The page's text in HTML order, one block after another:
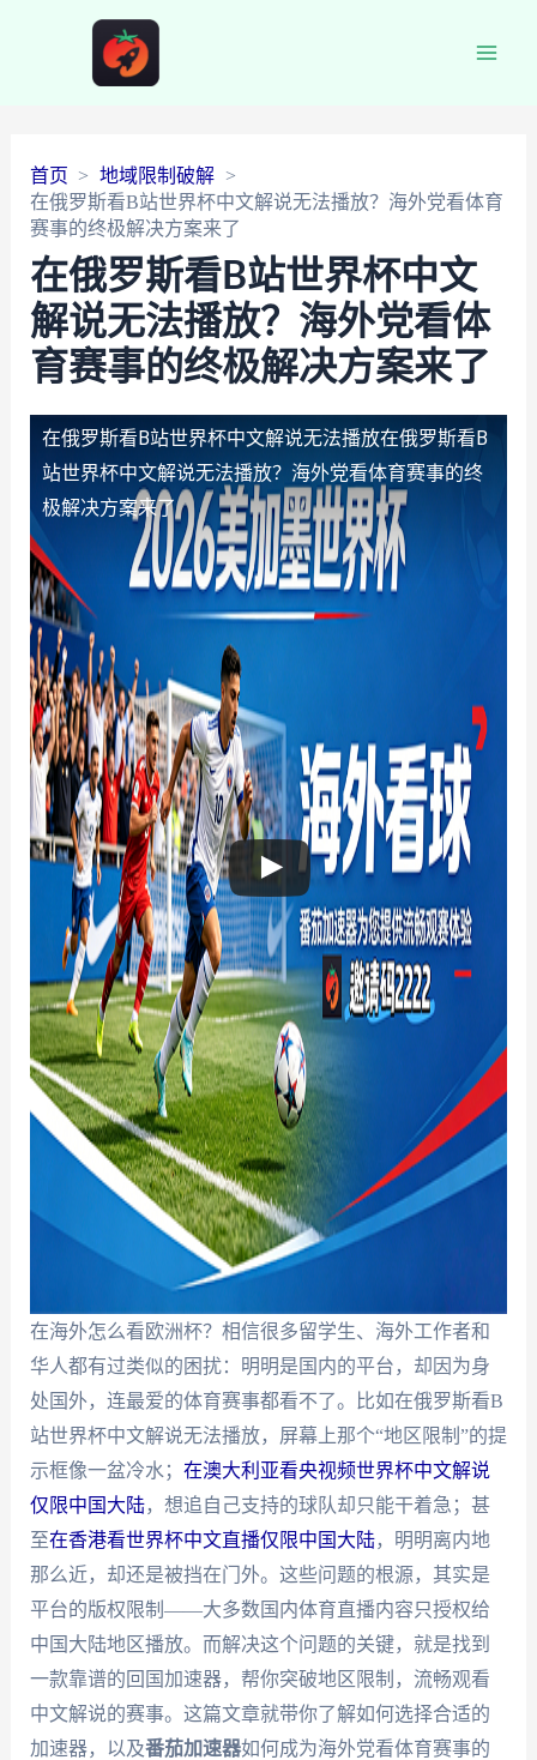
首页
地域限制破解
在俄罗斯看B站世界杯中文解说无法播放？海外党看体育
赛事的终极解决方案来了
在俄罗斯看B站世界杯中文
解说无法播放？海外党看体
育赛事的终极解决方案来了
在俄罗斯看B站世界杯中文解说无法播放在俄罗斯看B
站世界杯中文解说无法播放？海外党看体育赛事的终
极解决方案来了
在海外怎么看欧洲杯？相信很多留学生、海外工作者和
华人都有过类似的困扰：明明是国内的平台，却因为身
处国外，连最爱的体育赛事都看不了。比如在俄罗斯看B
站世界杯中文解说无法播放，屏幕上那个“地区限制”的提
示框像一盆冷水； 在澳大利亚看央视频世界杯中文解说
仅限中国大陆，想追自己支持的球队却只能干着急；甚
至在香港看世界杯中文直播仅限中国大陆，明明离内地
那么近，却还是被挡在门外。这些问题的根源，其实是
平台的版权限制——大多数国内体育直播内容只授权给
中国大陆地区播放。而解决这个问题的关键，就是找到
一款靠谱的回国加速器，帮你突破地区限制，流畅观看
中文解说的赛事。这篇文章就带你了解如何选择合适的
加速器，以及番茄加速器如何成为海外党看体育赛事的